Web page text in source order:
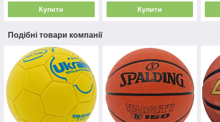
Купити Купити
Подібні товари компанії